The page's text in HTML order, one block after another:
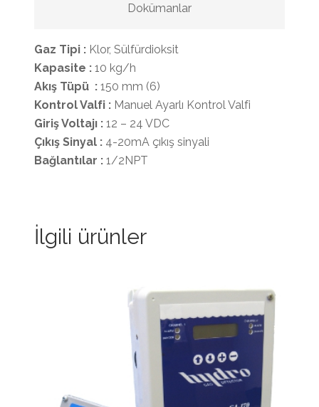
Dokümanlar
Gaz Tipi : Klor, Sülfürdioksit
Kapasite : 10 kg/h
Akış Tüpü : 150 mm (6)
Kontrol Valfi : Manuel Ayarlı Kontrol Valfi
Giriş Voltajı : 12 – 24 VDC
Çıkış Sinyal : 4-20mA çıkış sinyali
Bağlantılar : 1/2NPT
İlgili ürünler